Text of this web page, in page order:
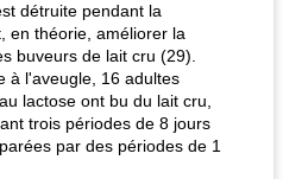
détruite pendant la
en théorie, améliorer la
buveurs de lait cru (29).
à l'aveugle, 16 adultes
lactose ont bu du lait cru,
trois périodes de 8 jours
par des périodes de 1